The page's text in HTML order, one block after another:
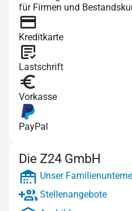
für Firmen und
Kreditkarte
Lastschrift
Vorkasse
PayPal
Die Z24 GmbH
Unser
Stellenangebote